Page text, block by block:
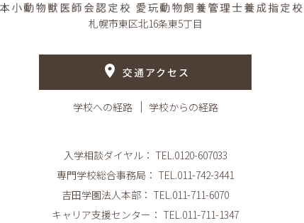
札幌市東区北16条東5丁目
交通アクセス
学校への経路 学校からの経路
入学相談ダイヤル： TEL.0120-607033
専門学校総合事務局： TEL.011-742-3441
吉田学園法人本部： TEL.011-711-6070
キャリア支援センター： TEL.011-711-1347